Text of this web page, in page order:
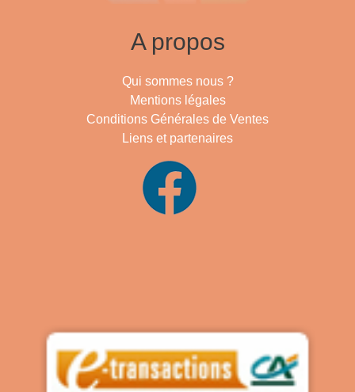
A propos
Qui sommes nous ?
Mentions légales
Conditions Générales de Ventes
Liens et partenaires